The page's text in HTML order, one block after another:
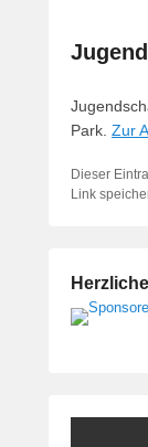
Park. Zur
Dieser
Link